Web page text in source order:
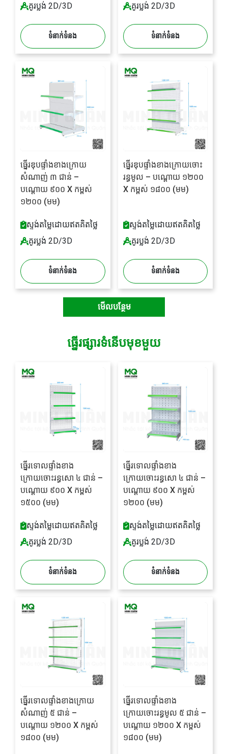
គូរប្លង់ 2D/3D
ទំនាក់ទំនង
គូរប្លង់ 2D/3D
ទំនាក់ទំនង
ធ្នើរឌុបផ្ទាំងខាងក្រោយ
សំណាញ់ ៣ ជាន់ –
បណ្តោយ ៩០០ X កម្ពស់
១២០០ (មម)
ស្ទង់តម្លៃដោយឥតគិតថ្លៃ
គូរប្លង់ 2D/3D
ទំនាក់ទំនង
ធ្នើរឌុបផ្ទាំងខាងក្រោយចោះ
រន្ធមូល – បណ្តោយ ១២០០
X កម្ពស់ ១៨០០ (មម)
ស្ទង់តម្លៃដោយឥតគិតថ្លៃ
គូរប្លង់ 2D/3D
ទំនាក់ទំនង
មើលបន្ថែម
ធ្នើរផ្សារទំនើបមុខមួយ
ធ្នើរទោលផ្ទាំងខាង
ក្រោយចោះរន្ធសោ ៤ ជាន់ –
បណ្តោយ ៩០០ X កម្ពស់
១៥០០ (មម)
ស្ទង់តម្លៃដោយឥតគិតថ្លៃ
គូរប្លង់ 2D/3D
ទំនាក់ទំនង
ធ្នើរទោលផ្ទាំងខាង
ក្រោយចោះរន្ធសោ ៤ ជាន់ –
បណ្តោយ ៩០០ X កម្ពស់
១២០០ (មម)
ស្ទង់តម្លៃដោយឥតគិតថ្លៃ
គូរប្លង់ 2D/3D
ទំនាក់ទំនង
ធ្នើរទោលផ្ទាំងខាងក្រោយ
សំណាញ់ ៥ ជាន់ –
បណ្តោយ ១២០០ X កម្ពស់
១៨០០ (មម)
ធ្នើរទោលផ្ទាំងខាង
ក្រោយចោះរន្ធមូល ៥ ជាន់ –
បណ្តោយ ១២០០ X កម្ពស់
១៨០០ (មម)